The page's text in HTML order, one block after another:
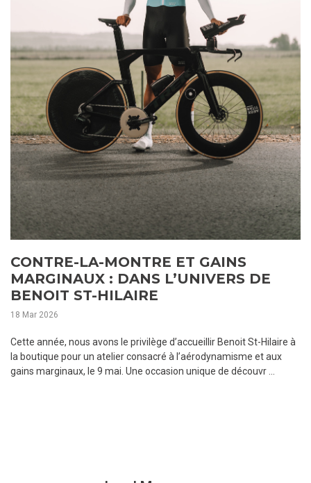
CONTRE-LA-MONTRE ET GAINS
MARGINAUX : DANS L’UNIVERS DE
BENOIT ST-HILAIRE
18 Mar 2026
Cette année, nous avons le privilège d’accueillir Benoit St-Hilaire à
la boutique pour un atelier consacré à l’aérodynamisme et aux
gains marginaux, le 9 mai. Une occasion unique de découvr ...